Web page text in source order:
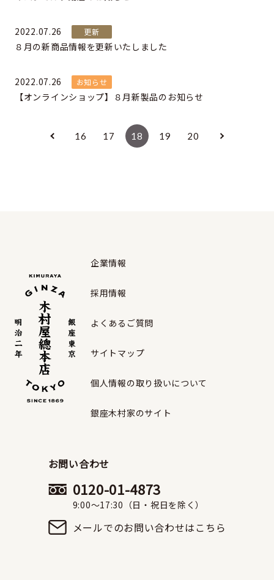
2022.07.26 更新
８月の新商品情報を更新いたしました
2022.07.26 お知らせ
【オンラインショップ】８月新製品のお知らせ
16 17 18 19 20
企業情報
採用情報
よくあるご質問
サイトマップ
個人情報の取り扱いについて
銀座木村家のサイト
お問い合わせ
0120-01-4873
9:00〜17:30（日・祝日を除く）
メールでのお問い合わせはこちら